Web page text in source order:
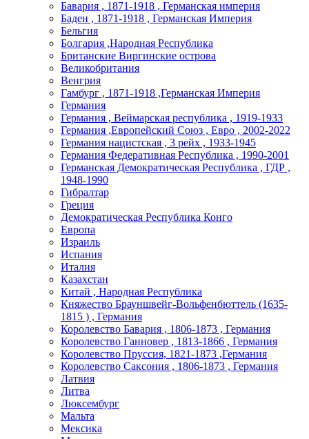
Бавария , 1871-1918 , Германская империя
Баден , 1871-1918 , Германская Империя
Бельгия
Болгария ,Народная Республика
Британские Виргинские острова
Великобритания
Венгрия
Гамбург , 1871-1918 ,Германская Империя
Германия
Германия , Веймарская республика , 1919-1933
Германия ,Европейский Союз , Евро , 2002-2022
Германия нацистская , 3 рейх , 1933-1945
Германия Федеративная Республика , 1990-2001
Германская Демократическая Республика , ГДР ,
1948-1990
Гибралтар
Греция
Демократическая Республика Конго
Европа
Израиль
Испания
Италия
Казахстан
Китай , Народная Республика
Княжество Брауншвейг-Вольфенбюттель (1635-
1815 ) , Германия
Королевство Бавария , 1806-1873 , Германия
Королевство Ганновер , 1813-1866 , Германия
Королевство Пруссия, 1821-1873 ,Германия
Королевство Саксония , 1806-1873 , Германия
Латвия
Литва
Люксембург
Мальта
Мексика